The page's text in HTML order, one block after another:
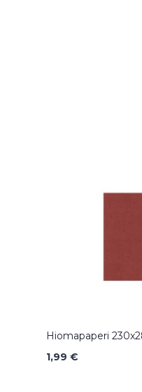
Hiomapaperi
1,99 €